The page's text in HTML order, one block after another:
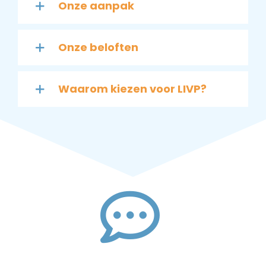
Onze aanpak
Onze beloften
Waarom kiezen voor LIVP?